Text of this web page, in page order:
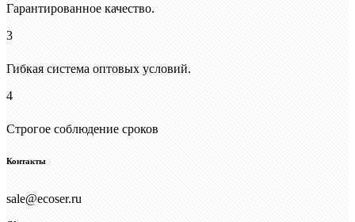
Гарантированное качество.
3
Гибкая система оптовых условий.
4
Строгое соблюдение сроков
Контакты
sale@ecoser.ru